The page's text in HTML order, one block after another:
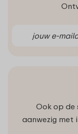
Ook op de
aanwezig met